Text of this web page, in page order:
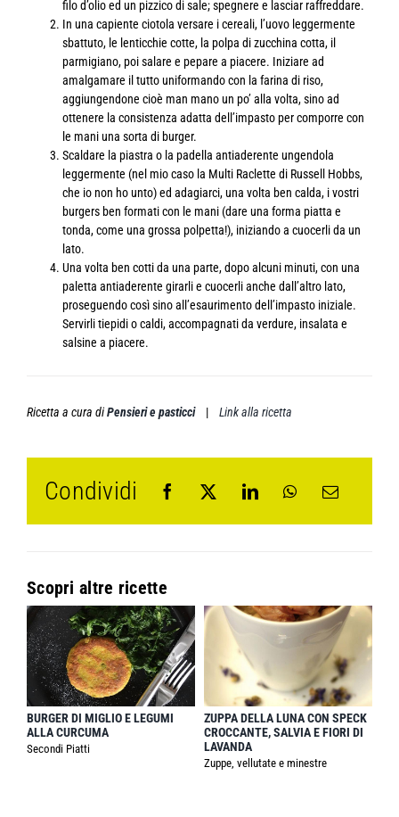
filo d’olio ed un pizzico di sale; spegnere e lasciar raffreddare.
In una capiente ciotola versare i cereali, l’uovo leggermente
sbattuto, le lenticchie cotte, la polpa di zucchina cotta, il
parmigiano, poi salare e pepare a piacere. Iniziare ad
amalgamare il tutto uniformando con la farina di riso,
aggiungendone cioè man mano un po’ alla volta, sino ad
ottenere la consistenza adatta dell’impasto per comporre con
le mani una sorta di burger.
Scaldare la piastra o la padella antiaderente ungendola
leggermente (nel mio caso la Multi Raclette di Russell Hobbs,
che io non ho unto) ed adagiarci, una volta ben calda, i vostri
burgers ben formati con le mani (dare una forma piatta e
tonda, come una grossa polpetta!), iniziando a cuocerli da un
lato.
Una volta ben cotti da una parte, dopo alcuni minuti, con una
paletta antiaderente girarli e cuocerli anche dall’altro lato,
proseguendo così sino all’esaurimento dell’impasto iniziale.
Servirli tiepidi o caldi, accompagnati da verdure, insalata e
salsine a piacere.
Ricetta a cura diPensieri e pasticci| Link alla ricetta
Condividi
Scopri altre ricette
BURGER DI MIGLIO E LEGUMI
ALLA CURCUMA
Secondi Piatti
ZUPPA DELLA LUNA CON SPECK
CROCCANTE, SALVIA E FIORI DI
LAVANDA
Zuppe, vellutate e minestre